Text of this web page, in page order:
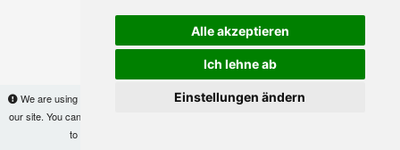
Alle akzeptieren
Ich lehne ab
Einstellungen ändern
We are using cookies to provide statistics that help us give you the best experience of
our site. You can find out more
to use the site without changes, you are agreeing to it.